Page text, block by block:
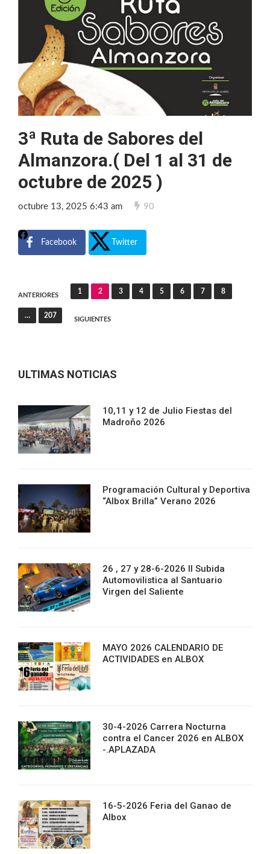
3ª Ruta de Sabores del
Almanzora.( Del 1 al 31 de
octubre de 2025 )
octubre 13, 2025 6:43 am 90
Facebook Twitter
Navegación
de
entradas
ANTERIORES
1 2 3 4 5 6 7 8
… 207
SIGUIENTES
ULTIMAS NOTICIAS
10,11 y 12 de Julio Fiestas del
Madroño 2026
Programación Cultural y Deportiva
“Albox Brilla” Verano 2026
26 , 27 y 28-6-2026 II Subida
Automovilistica al Santuario
Virgen del Saliente
MAYO 2026 CALENDARIO DE
ACTIVIDADES en ALBOX
30-4-2026 Carrera Nocturna
contra el Cancer 2026 en ALBOX
-.APLAZADA
16-5-2026 Feria del Ganao de
Albox